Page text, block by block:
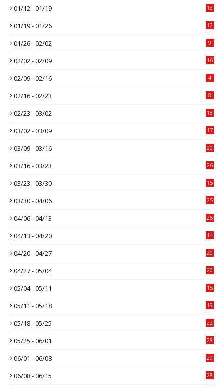
01/12 - 01/19 13
01/19 - 01/26 12
01/26 - 02/02 9
02/02 - 02/09 16
02/09 - 02/16 4
02/16 - 02/23 8
02/23 - 03/02 18
03/02 - 03/09 17
03/09 - 03/16 20
03/16 - 03/23 26
03/23 - 03/30 15
03/30 - 04/06 25
04/06 - 04/13 25
04/13 - 04/20 14
04/20 - 04/27 20
04/27 - 05/04 20
05/04 - 05/11 15
05/11 - 05/18 19
05/18 - 05/25 22
05/25 - 06/01 28
06/01 - 06/08 29
06/08 - 06/15 28